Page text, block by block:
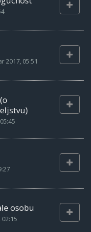
2017, 05:51
osobu
02:15